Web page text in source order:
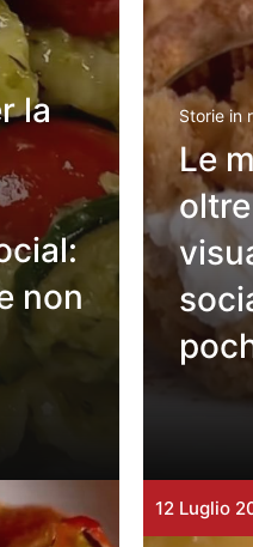
la
non
Storie in
Le
12 Luglio